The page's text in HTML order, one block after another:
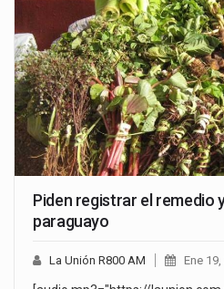
Piden registrar el remedio
paraguayo
La Unión R800 AM Ene